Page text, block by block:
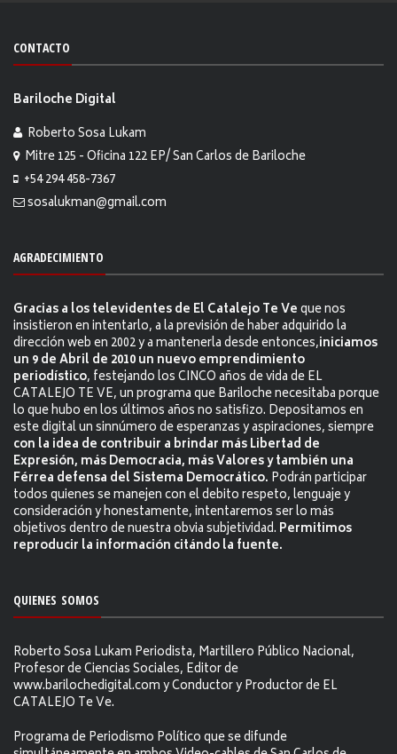
CONTACTO
Bariloche Digital
Roberto Sosa Lukam
Mitre 125 - Oficina 122 EP/ San Carlos de Bariloche
+54 294 458-7367
sosalukman@gmail.com
AGRADECIMIENTO
Gracias a los televidentes de El Catalejo Te Veque nos
insistieron en intentarlo, a la previsión de haber adquirido la
dirección web en 2002 y a mantenerla desde entonces,iniciamos
un 9 de Abril de 2010 un nuevo emprendimiento
periodístico, festejando los CINCO años de vida de EL
CATALEJO TE VE, un programa que Bariloche necesitaba porque
lo que hubo en los últimos años no satisfizo. Depositamos en
este digital un sinnúmero de esperanzas y aspiraciones, siempre
con la idea de contribuir a brindar más Libertad de
Expresión, más Democracia, más Valores y también una
Férrea defensa del Sistema Democrático. Podrán participar
todos quienes se manejen con el debito respeto, lenguaje y
consideración y honestamente, intentaremos ser lo más
objetivos dentro de nuestra obvia subjetividad. Permitimos
reproducir la información citándo la fuente.
QUIENES SOMOS
Roberto Sosa Lukam Periodista, Martillero Público Nacional,
Profesor de Ciencias Sociales, Editor de
www.barilochedigital.com y Conductor y Productor de EL
CATALEJO Te Ve.
Programa de Periodismo Político que se difunde